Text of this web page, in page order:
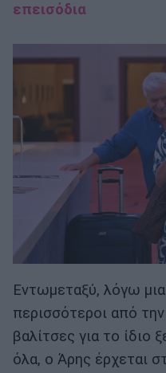
επεισόδια
Εντωμεταξύ, λόγω
περισσότεροι από
βαλίτσες για το ίδιο
όλα, ο Άρης έρχεται